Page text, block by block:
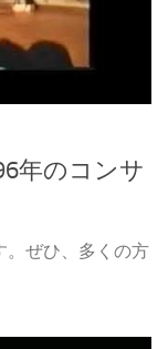
年のコンサ
。ぜひ、多くの方